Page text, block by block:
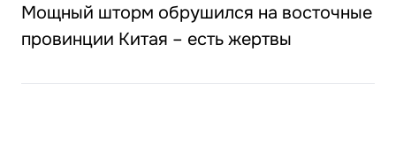
Мощный шторм обрушился на восточные
провинции Китая – есть жертвы